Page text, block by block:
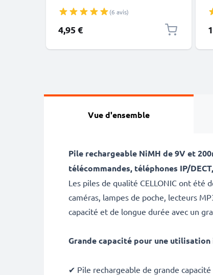
(6 avis)
4,95 €
Vue d'ensemble
Pile rechargeable NiMH de9Vet
télécommandes, téléphones IP/
Les piles de qualité CELLONIC ont
caméras, lampes de poche, lecteurs
capacité et de longue durée avec un
Grande capacité pour une
✔ Pile rechargeable de grande capacité